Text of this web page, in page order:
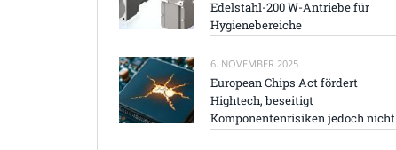
Edelstahl-200 W-Antriebe für
Hygienebereiche
6. NOVEMBER 2025
European Chips Act fördert
Hightech, beseitigt
Komponentenrisiken jedoch nicht